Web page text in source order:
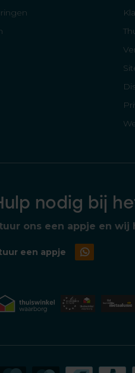
nodig bij
ons een appje en
een appje